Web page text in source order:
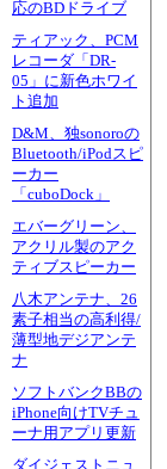
応のBDドライブ
ティアック、PCM
レコーダ「DR-
05」に新色ホワイ
ト追加
D&M、独sonoroの
Bluetooth/iPodスピ
ーカー
「cuboDock」
エバーグリーン、
アクリル製のアク
ティブスピーカー
八木アンテナ、26
素子相当の高利得/
薄型地デジアンテ
ナ
ソフトバンクBBの
iPhone向けTVチュ
ーナ用アプリ更新
ダイジェストニュ